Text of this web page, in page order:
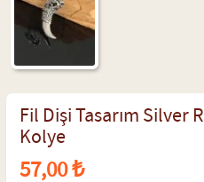
Fil Dişi Tasarım Silver
Kolye
57,00 ₺